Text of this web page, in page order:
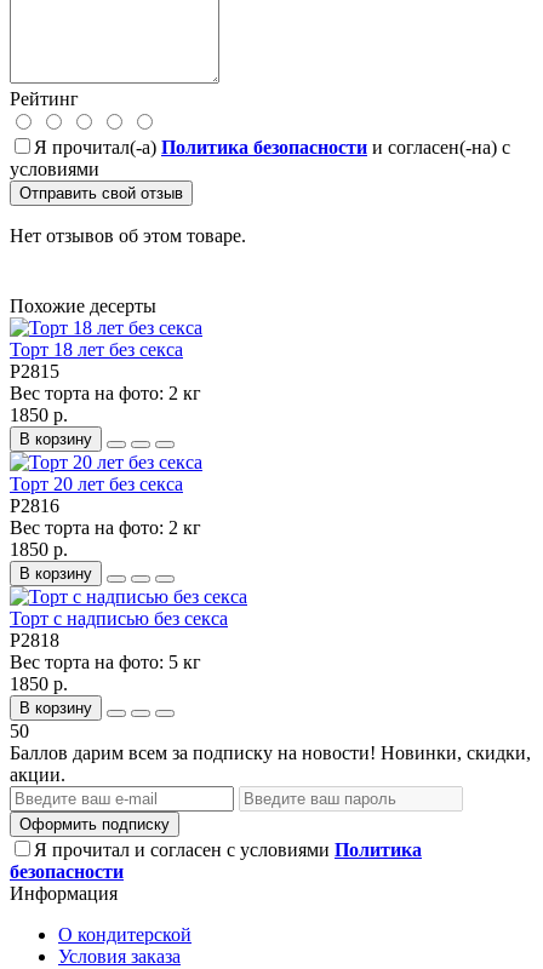
Рейтинг
Я прочитал(-а) Политика безопасности и согласен(-на) с
условиями
Отправить свой отзыв
Нет отзывов об этом товаре.
Похожие десерты
Торт 18 лет без секса
P2815
Вес торта на фото: 2 кг
1850 р.
В корзину
Торт 20 лет без секса
P2816
Вес торта на фото: 2 кг
1850 р.
В корзину
Торт с надписью без секса
P2818
Вес торта на фото: 5 кг
1850 р.
В корзину
50
Баллов дарим всем за подписку на новости! Новинки, скидки,
акции.
Оформить подписку
Я прочитал и согласен с условиями Политика
безопасности
Информация
О кондитерской
Условия заказа